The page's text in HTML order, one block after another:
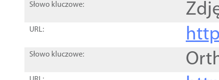
Słowo kluczowe:
URL:
Słowo kluczowe: